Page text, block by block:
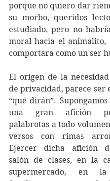
porque no quiero dar
su morbo, queridos
estudiado, pero no
moral hacia el animalito,
comportara como un ser
El origen de la
de privacidad, parece ser
“qué dirán”.
una gran afición
palabrotas a todo
versos con rimas
Ejercer dicha afición
salón de clases, en la
supermercado, en